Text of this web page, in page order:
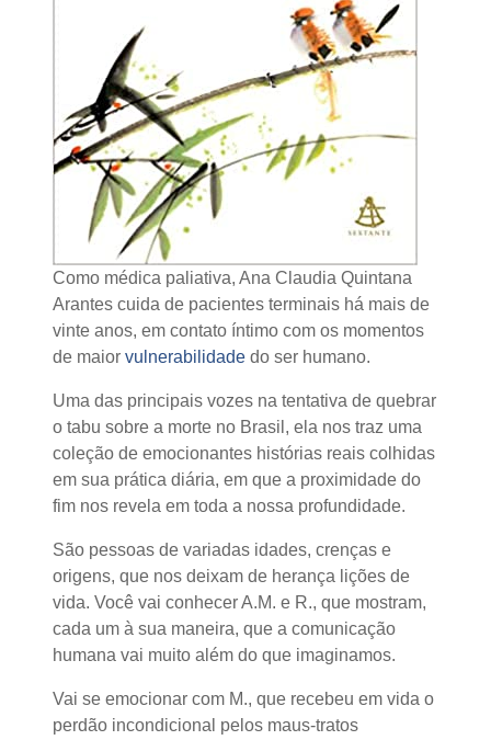
Como médica paliativa, Ana Claudia Quintana
Arantes cuida de pacientes terminais há mais de
vinte anos, em contato íntimo com os momentos
de maior vulnerabilidade do ser humano.
Uma das principais vozes na tentativa de quebrar
o tabu sobre a morte no Brasil, ela nos traz uma
coleção de emocionantes histórias reais colhidas
em sua prática diária, em que a proximidade do
fim nos revela em toda a nossa profundidade.
São pessoas de variadas idades, crenças e
origens, que nos deixam de herança lições de
vida. Você vai conhecer A.M. e R., que mostram,
cada um à sua maneira, que a comunicação
humana vai muito além do que imaginamos.
Vai se emocionar com M., que recebeu em vida o
perdão incondicional pelos maus-tratos